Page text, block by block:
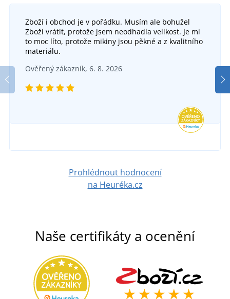
Cestovní taška MISSION
1 299 Kč
Zboží i obchod je v pořádku. Musím ale bohužel
Zboží vrátit, protože jsem neodhadla velikost. Je mi
to moc líto, protože mikiny jsou pěkné a z kvalitního
materiálu.
Ověřený zákazník, 6. 8. 2026
Prohlédnout hodnocení
na Heuréka.cz
Naše certifikáty a ocenění